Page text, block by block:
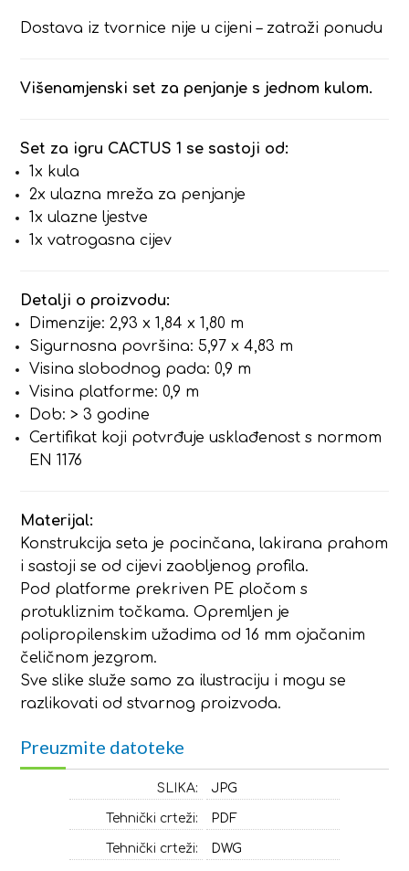
Dostava iz tvornice nije u cijeni – zatraži ponudu
Višenamjenski set za penjanje s jednom kulom.
Set za igru CACTUS 1 se sastoji od:
1x kula
2x ulazna mreža za penjanje
1x ulazne ljestve
1x vatrogasna cijev
Detalji o proizvodu:
Dimenzije: 2,93 x 1,84 x 1,80 m
Sigurnosna površina: 5,97 x 4,83 m
Visina slobodnog pada: 0,9 m
Visina platforme: 0,9 m
Dob: > 3 godine
Certifikat koji potvrđuje usklađenost s normom
EN 1176
Materijal:
Konstrukcija seta je pocinčana, lakirana prahom
i sastoji se od cijevi zaobljenog profila.
Pod platforme prekriven PE pločom s
protukliznim točkama. Opremljen je
polipropilenskim užadima od 16 mm ojačanim
čeličnom jezgrom.
Sve slike služe samo za ilustraciju i mogu se
razlikovati od stvarnog proizvoda.
Preuzmite datoteke
SLIKA: JPG
Tehnički crteži: PDF
Tehnički crteži: DWG